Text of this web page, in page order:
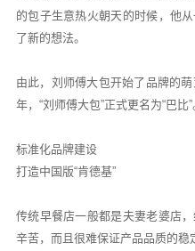
的包子生意热火朝天的时候，他
了新的想法。
由此，刘师傅大包开始了品牌的
年，“刘师傅大包”正式更名为“巴比”
标准化品牌建设
打造中国版“肯德基”
传统早餐店一般都是夫妻老婆店
辛苦，而且很难保证产品品质的稳